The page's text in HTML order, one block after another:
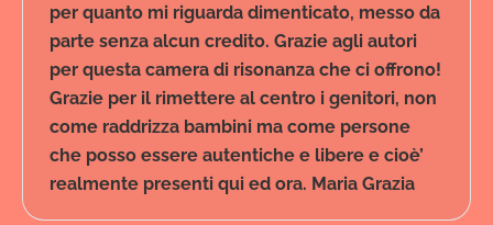
per quanto mi riguarda dimenticato, messo da
parte senza alcun credito. Grazie agli autori
per questa camera di risonanza che ci offrono!
Grazie per il rimettere al centro i genitori, non
come raddrizza bambini ma come persone
che posso essere autentiche e libere e cioè’
realmente presenti qui ed ora. Maria Grazia